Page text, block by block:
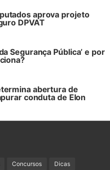
aprova projeto
DPVAT
Segurança Pública’ e por
abertura de
conduta de Elon
Concursos Dicas